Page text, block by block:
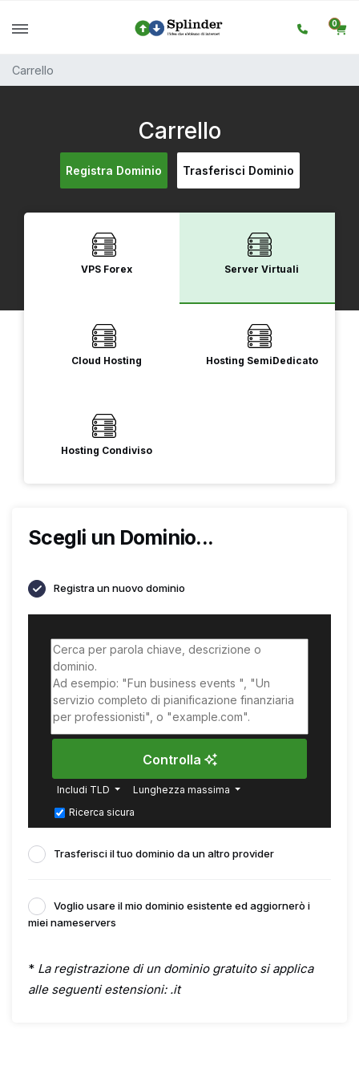
0
Carrello
Carrello
Registra Dominio Trasferisci Dominio
VPS Forex Server Virtuali
Cloud Hosting Hosting SemiDedicato
Hosting Condiviso
Scegli un Dominio...
Registra un nuovo dominio
Controlla
Includi TLD
Lunghezza massima
Ricerca sicura
Trasferisci il tuo dominio da un altro provider
Voglio usare il mio dominio esistente ed aggiornerò i
miei nameservers
* La registrazione di un dominio gratuito si applica
alle seguenti estensioni: .it